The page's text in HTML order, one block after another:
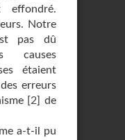
effondré.
Notre
pas dû
causes
étaient
erreurs
[2] de
a-t-il pu